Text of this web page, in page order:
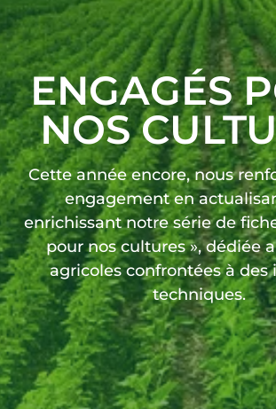
ENGAGÉS
NOS
Cette année encore, nous
engagement en
enrichissant notre série de
pour nos cultures », dédiée
agricoles confrontées à des
techniques.